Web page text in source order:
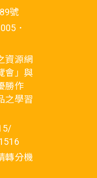
號
．
資源網
會」與
勝作
之學習
轉分機